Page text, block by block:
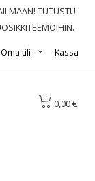
TUTUSTU
Kassa
Oma tili
0,00 €